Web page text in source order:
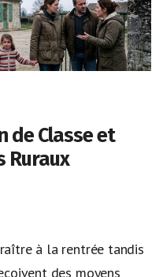
de Classe et
Ruraux
à la rentrée tandis
des moyens